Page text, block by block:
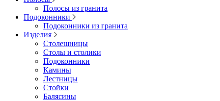
Полосы из гранита
Подоконники
Подоконники из гранита
Изделия
Столешницы
Столы и столики
Подоконники
Камины
Лестницы
Стойки
Балясины